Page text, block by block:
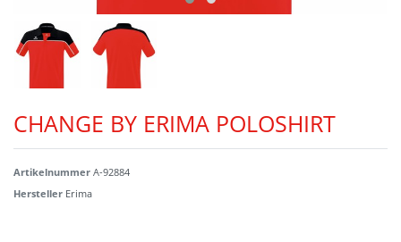
CHANGE BY ERIMA POLOSHIRT
Artikelnummer A-92884
Hersteller Erima